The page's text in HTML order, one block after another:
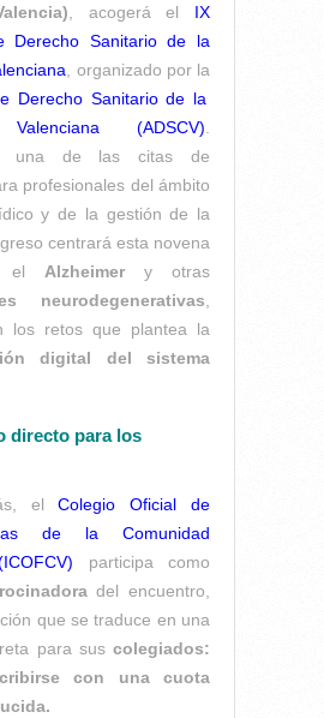
, acogerá el IX
Derecho Sanitario de la
, organizado por la
Derecho Sanitario de la
(ADSCV)
una de las citas de
profesionales del ámbito
y de la gestión de la
centrará esta novena
el Alzheimer y otras
neurodegenerativas
los retos que plantea la
digital del sistema
directo para los
elColegio Oficial de
de la Comunidad
participa como
del encuentro,
que se traduce en una
para sus colegiados:
con una cuota